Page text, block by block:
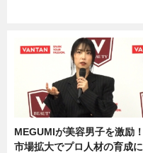
MEGUMIが美容男子を激励！
市場拡大でプロ人材の育成に